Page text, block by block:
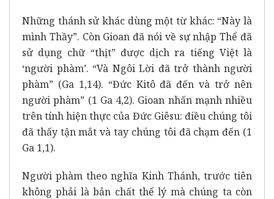
Những thánh sử khác dùng một từ khác: “Này là
mình Thầy”. Còn Gioan đã nói về sự nhập Thể đã
sử dụng chữ “thịt” được dịch ra tiếng Việt là
‘người phàm’. “Và Ngôi Lời đã trở thành người
phàm” (Ga 1,14). “Đức Kitô đã đến và trở nên
người phàm” (1 Ga 4,2). Gioan nhấn mạnh nhiều
trên tính hiện thực của Đức Giêsu: điều chúng tôi
đã thấy tận mắt và tay chúng tôi đã chạm đến (1
Ga 1,1).
Người phàm theo nghĩa Kinh Thánh, trước tiên
không phải là bản chất thể lý mà chúng ta còn